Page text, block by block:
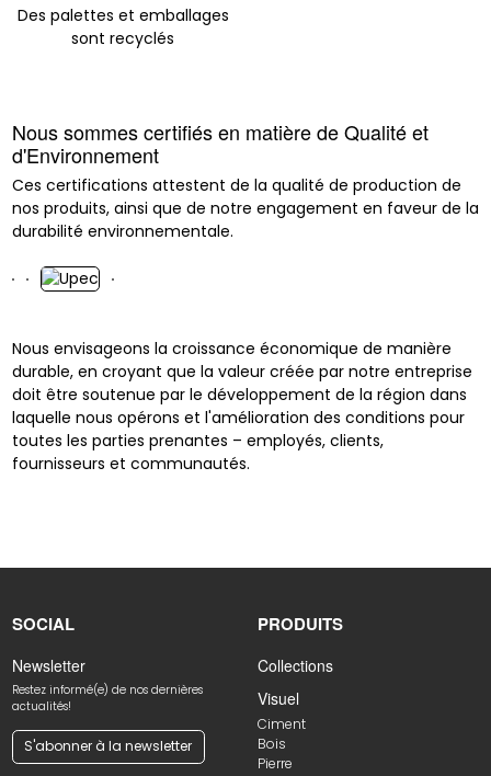
Des palettes et emballages
sont recyclés
Nous sommes certifiés en matière de Qualité et
d'Environnement
Ces certifications attestent de la qualité de production de
nos produits, ainsi que de notre engagement en faveur de la
durabilité environnementale.
Nous envisageons la croissance économique de manière
durable, en croyant que la valeur créée par notre entreprise
doit être soutenue par le développement de la région dans
laquelle nous opérons et l'amélioration des conditions pour
toutes les parties prenantes – employés, clients,
fournisseurs et communautés.
SOCIAL
Newsletter
Restez informé(e) de nos dernières
actualités!
S'abonner à la newsletter
PRODUITS
Collections
Visuel
Ciment
Bois
Pierre